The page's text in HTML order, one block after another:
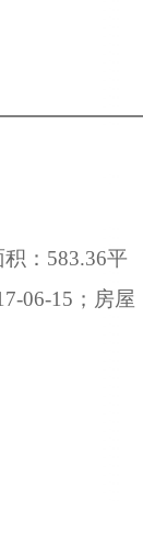
： 583.36平
06-15 ；房屋